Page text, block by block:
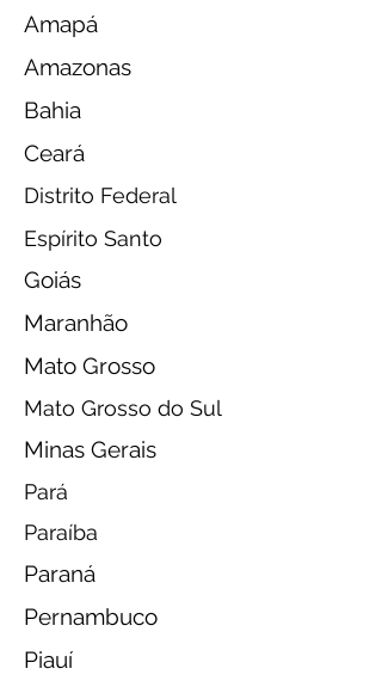
Amapá
Amazonas
Bahia
Ceará
Distrito Federal
Espírito Santo
Goiás
Maranhão
Mato Grosso
Mato Grosso do Sul
Minas Gerais
Pará
Paraíba
Paraná
Pernambuco
Piauí